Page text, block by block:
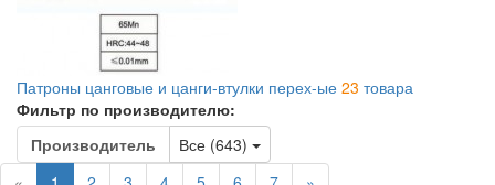
Патроны цанговые и цанги-втулки перех-ые 23 товара
Фильтр по производителю:
Производитель
Все (643) Toggle Dropdown
(current)